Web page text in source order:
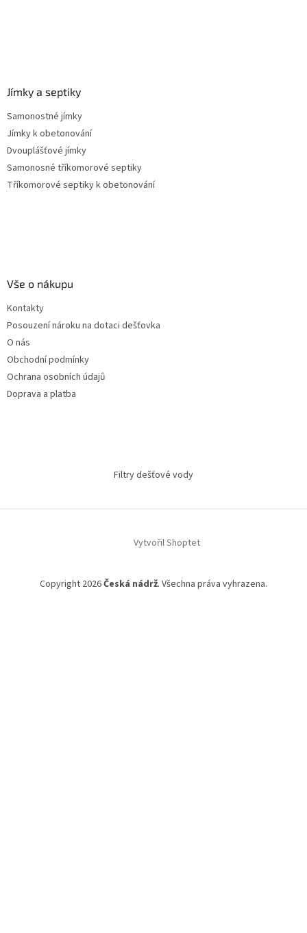
Jímky a septiky
Samonostné jímky
Jímky k obetonování
Dvouplášťové jímky
Samonosné tříkomorové septiky
Tříkomorové septiky k obetonování
Vše o nákupu
Kontakty
Posouzení nároku na dotaci dešťovka
O nás
Obchodní podmínky
Ochrana osobních údajů
Doprava a platba
Filtry dešťové vody
Vytvořil Shoptet
Copyright 2026Česká nádrž. Všechna práva vyhrazena.